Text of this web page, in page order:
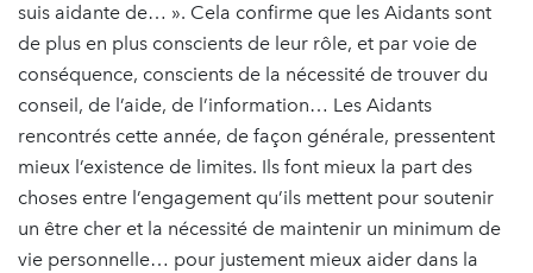
suis aidante de… ». Cela confirme que les Aidants sont
de plus en plus conscients de leur rôle, et par voie de
conséquence, conscients de la nécessité de trouver du
conseil, de l’aide, de l’information… Les Aidants
rencontrés cette année, de façon générale, pressentent
mieux l’existence de limites. Ils font mieux la part des
choses entre l’engagement qu’ils mettent pour soutenir
un être cher et la nécessité de maintenir un minimum de
vie personnelle… pour justement mieux aider dans la